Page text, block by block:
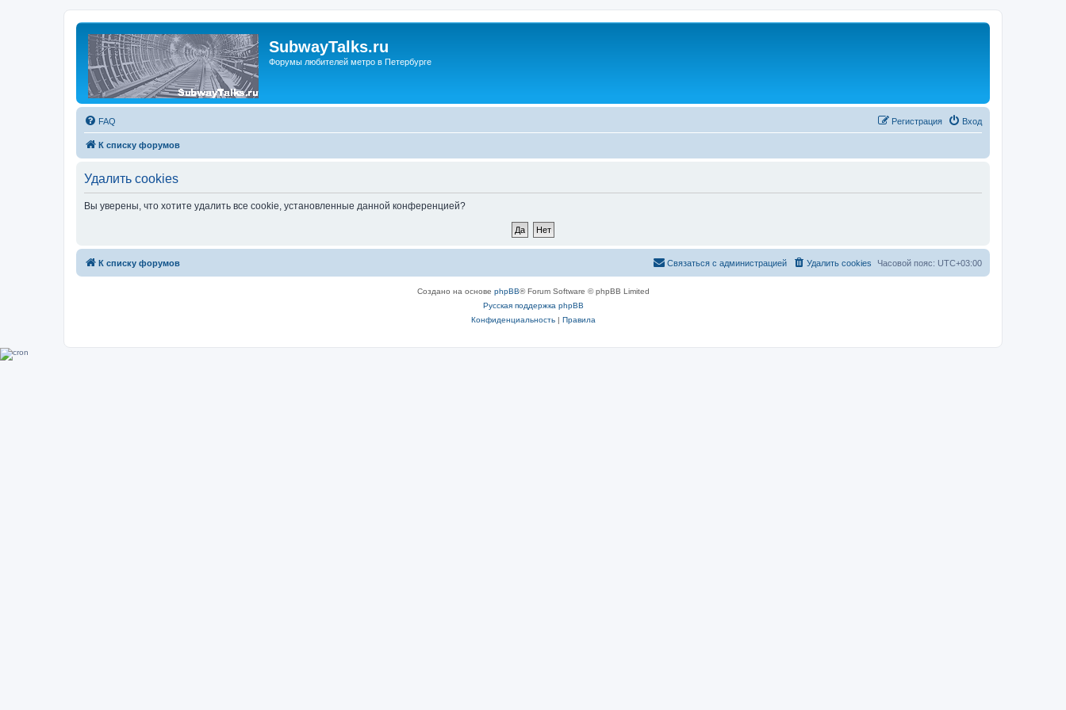
SubwayTalks.ru
Форумы любителей метро в Петербурге
FAQ Вход
Регистрация
К списку форумов
Удалить cookies
Вы уверены, что хотите удалить все cookie, установленные данной конференцией?
К списку форумов Часовой пояс: UTC+03:00
Удалить cookies
Связаться с администрацией
Создано на основе phpBB® Forum Software © phpBB Limited
Русская поддержка phpBB
Конфиденциальность| Правила